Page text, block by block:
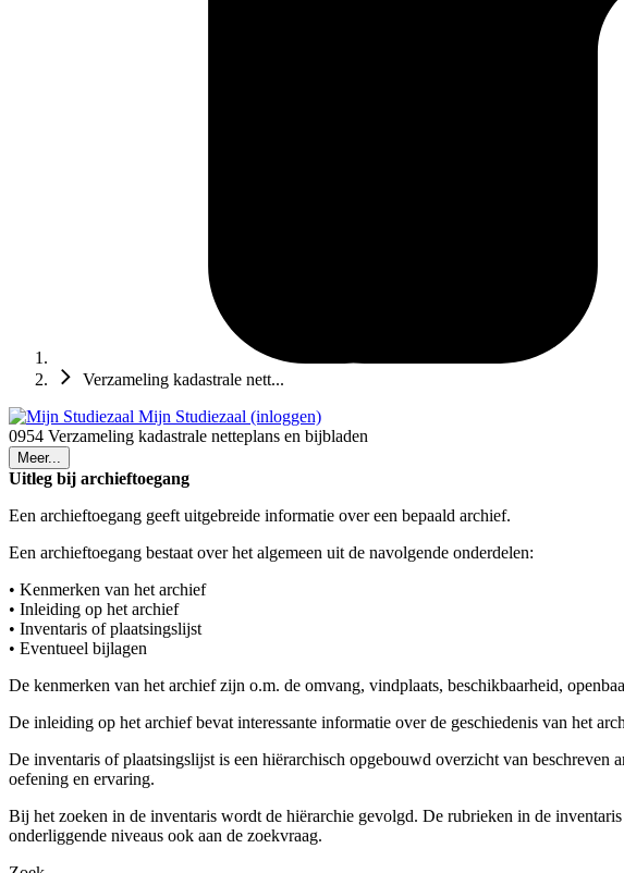
Verzameling kadastrale nett...
Mijn Studiezaal (inloggen)
0954 Verzameling kadastrale netteplans en bijbladen
Meer...
Uitleg bij archieftoegang
Een archieftoegang geeft uitgebreide informatie over een bepaald archief.
Een archieftoegang bestaat over het algemeen uit de navolgende onderdelen:
• Kenmerken van het archief
• Inleiding op het archief
• Inventaris of plaatsingslijst
• Eventueel bijlagen
De kenmerken van het archief zijn o.m. de omvang, vindplaats, beschikbaarheid,
De inleiding op het archief bevat interessante informatie over de geschiedenis van het
De inventaris of plaatsingslijst is een hiërarchisch opgebouwd overzicht van
oefening en ervaring.
Bij het zoeken in de inventaris wordt de hiërarchie gevolgd. De rubrieken in de
onderliggende niveaus ook aan de zoekvraag.